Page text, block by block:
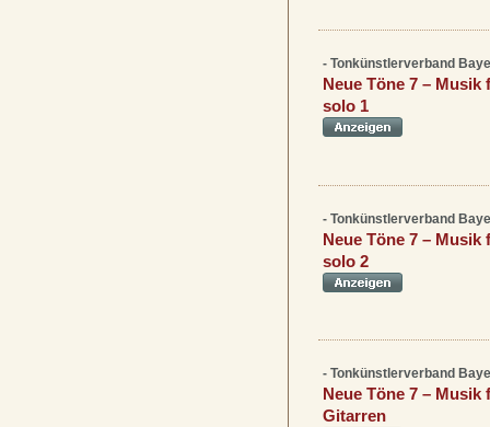
- Tonkünstlerverband
Neue Töne 7 – Musik
solo 1
- Tonkünstlerverband
Neue Töne 7 – Musik
solo 2
- Tonkünstlerverband
Neue Töne 7 – Musik
Gitarren